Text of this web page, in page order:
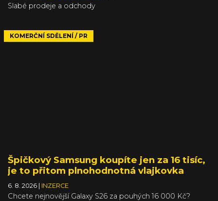
Slabé prodeje a odchody
KOMERČNÍ SDĚLENÍ / PR
Špičkový Samsung koupíte jen za 16 tisíc,
je to přitom plnohodnotná vlajkovka
6. 8. 2026 | INZERCE
Chcete nejnovější Galaxy S26 za pouhých 16 000 Kč?